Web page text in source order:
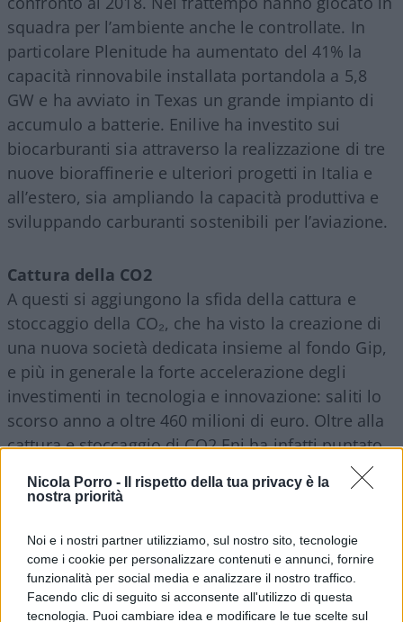
Nicola Porro -
Il rispetto della tua privacy è la
nostra priorità
Noi e i nostri partner utilizziamo, sul nostro sito, tecnologie
come i cookie per personalizzare contenuti e annunci, fornire
funzionalità per social media e analizzare il nostro traffico.
Facendo clic di seguito si acconsente all'utilizzo di questa
tecnologia. Puoi cambiare idea e modificare le tue scelte sul
squadra per l’ambiente anche le controllate. In
particolare Plenitude ha aumentato del 41% la
capacità rinnovabile installata portandola a 5,8
GW e ha avviato in Texas un grande impianto di
accumulo a batterie. Enilive ha investito sui
biocarburanti sia attraverso la realizzazione di tre
nuove bioraffinerie e ulteriori progetti in Italia e
all’estero, sia ampliando la capacità produttiva e
sviluppando carburanti sostenibili per l’aviazione.
Cattura della CO2
A questi si aggiungono la sfida della cattura e
stoccaggio della CO₂, che ha visto la creazione di
una nuova società dedicata insieme al fondo Gip,
e più in generale la forte accelerazione degli
investimenti in tecnologia e innovazione: saliti lo
scorso anno a oltre 460 milioni di euro. Oltre alla
cattura e stoccaggio di CO2 Eni ha infatti puntato
magnetica, il supercalcolo, la bioraffinazione e il
Persone e territori
Tra i risultati riportati, figura il primo posto